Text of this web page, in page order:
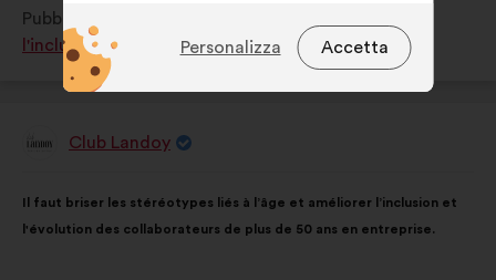
qualificata
come:
qualificata
come:
Pubblicata in
l'inclusion dans le monde du travail ?
PropostaClub Landoy
della
mia
Il faut briser les stéréotypes liés à l’âge et améliorer l’inclusion et
l'évolution des collaborateurs de plus de 50 ans en entreprise.
ripartiti:
funzionamento del sito
navigazione sul sito
l'analisi delle nostre consultazioni
cittadine in modo aggregato
Accetta
Personalizza